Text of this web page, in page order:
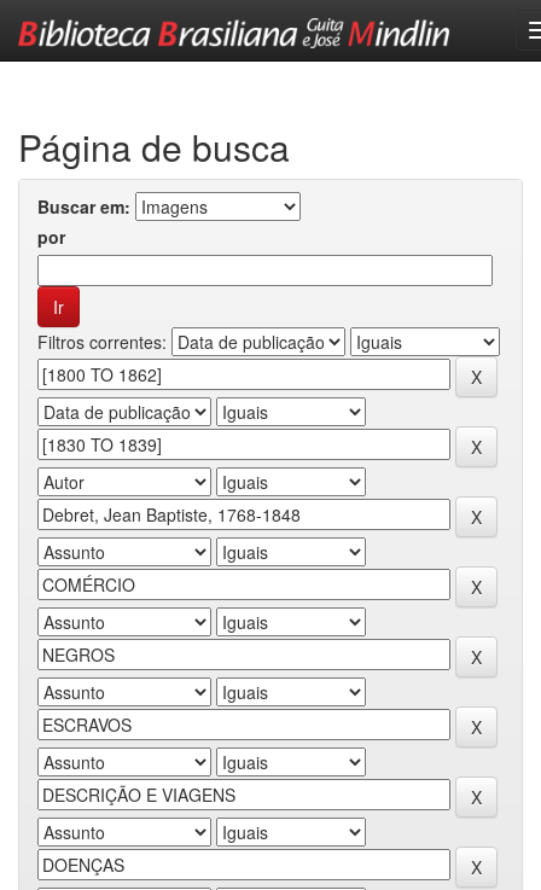
Página de busca
Buscar em:
por
Filtros correntes: